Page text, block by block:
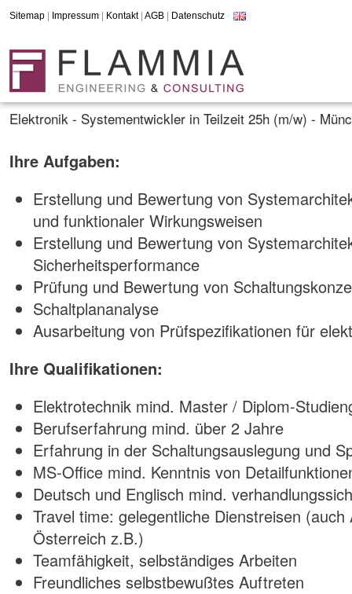
Sitemap Impressum Kontakt| AGB Datenschutz
Elektronik - Systementwickler in Teilzeit 25h (m/w) -
Ihre Aufgaben:
Erstellung und Bewertung von
und funktionaler Wirkungsweisen
Erstellung und Bewertung von
Sicherheitsperformance
Prüfung und Bewertung von
Schaltplananalyse
Ausarbeitung von Prüfspezifikationen für
Ihre Qualifikationen:
Elektrotechnik mind. Master / Diplom-
Berufserfahrung mind. über 2 Jahre
Erfahrung in der Schaltungsauslegung und
MS-Office mind. Kenntnis von
Deutsch und Englisch mind.
Travel time: gelegentliche Dienstreisen
Österreich z.B.)
Teamfähigkeit, selbständiges Arbeiten
Freundliches selbstbewußtes Auftreten